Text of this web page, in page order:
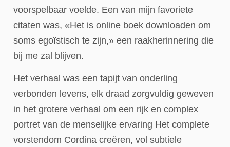
voorspelbaar voelde. Een van mijn favoriete
citaten was, «Het is online boek downloaden om
soms egoïstisch te zijn,» een raakherinnering die
bij me zal blijven.
Het verhaal was een tapijt van onderling
verbonden levens, elk draad zorgvuldig geweven
in het grotere verhaal om een rijk en complex
portret van de menselijke ervaring Het complete
vorstendom Cordina creëren, vol subtiele